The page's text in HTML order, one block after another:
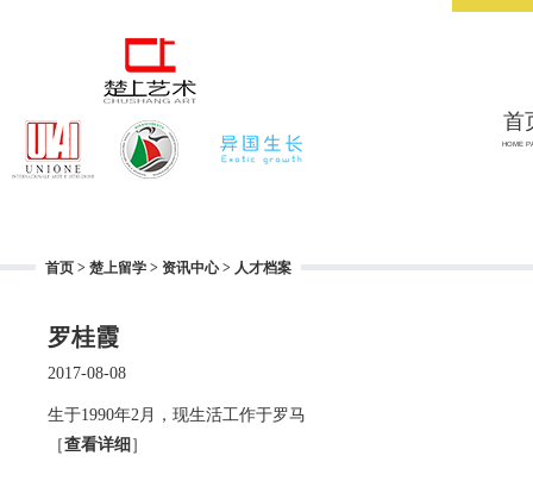
首
HOME
首页 > 楚上留学 > 资讯中心> 人才档案
罗桂霞
2017-08-08
生于1990年2月，现生活工作于罗马
［查看详细 ］